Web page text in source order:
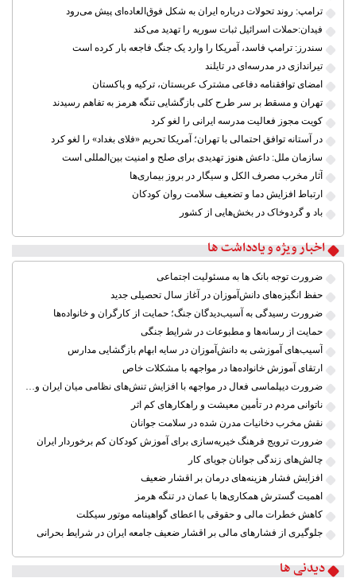
ترامپ: روند تحولات درباره ایران به شکل فوق‌العاده‌ای پیش می‌رود
فیدان:حملات اسرائیل ثبات سوریه را تهدید می‌کند
سندرز: ترامپ فاسد، آمریکا را وارد یک جنگ فاجعه بار کرده است
تیراندازی در مدرسه‌ای در تایلند
امضای توافقنامه دفاعی مشترک عربستان، ترکیه و پاکستان
تهران و مسقط بر سر طرح کلی بازگشایی تنگه هرمز به تفاهم رسیدند
کویت مجوز فعالیت مدرسه ایرانی را لغو کرد
در آستانه توافق احتمالی با تهران؛ آمریکا تحریم «فلای بغداد» را لغو کرد
سازمان ملل: داعش هنوز تهدیدی برای صلح و امنیت بین‌المللی است
آثار مخرب مصرف الکل و سیگار در بروز بیماری‌ها
ارتباط افزایش دما و تضعیف سلامت روان کودکان
باد و گردوخاک در بخش‌هایی از کشور
اخبار ویژه و یادداشت ها
ضرورت توجه بانک ها به مسئولیت اجتماعی
حفظ انگیزه‌های دانش‌آموزان در آغاز سال تحصیلی جدید
ضرورت رسیدگی به آسیب‌دیدگان جنگ؛ حمایت از کارگران و خانواده‌ها
حمایت از رسانه‌ها و مطبوعات در شرایط جنگی
آسیب‌های آموزشی به دانش‌آموزان در سایه ابهام بازگشایی مدارس
ارتقای آموزش خانواده‌ها در مواجهه با مشکلات خاص
ناتوانی مردم در تأمین معیشت و راهکارهای کم اثر
نقش مخرب دخانیات مدرن شده در سلامت جوانان
ضرورت ترویج فرهنگ خیریه‌سازی برای آموزش کودکان کم برخوردار ایران
چالش‌های زندگی جوانان جویای کار
افزایش فشار هزینه‌های درمان بر اقشار ضعیف
اهمیت گسترش همکاری‌ها با عمان در تنگه هرمز
کاهش خطرات مالی و حقوقی با اعطای گواهینامه موتور سیکلت
جلوگیری از فشارهای مالی بر اقشار ضعیف جامعه ایران در شرایط بحرانی
دیدنی ها